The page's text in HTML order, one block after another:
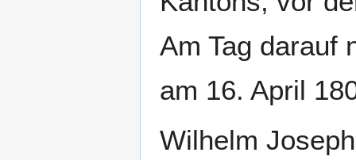
Am Tag darauf
am 16. April
Wilhelm